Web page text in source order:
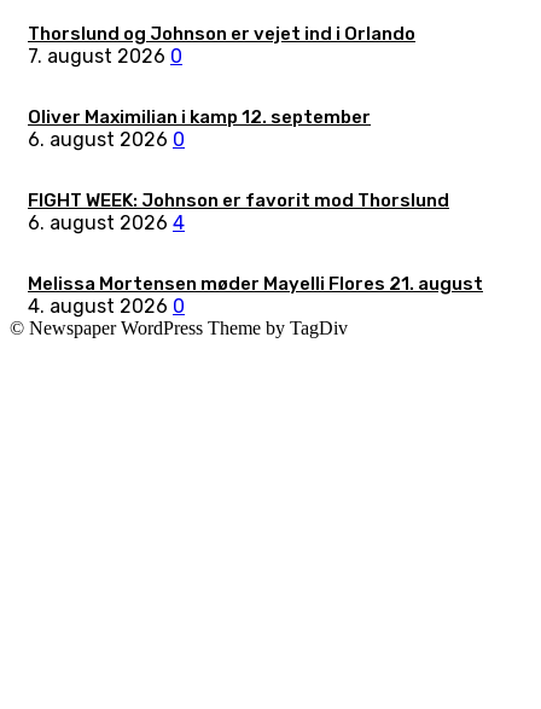
Thorslund og Johnson er vejet ind i Orlando
7. august 2026 0
Oliver Maximilian i kamp 12. september
6. august 2026 0
FIGHT WEEK: Johnson er favorit mod Thorslund
6. august 2026 4
Melissa Mortensen møder Mayelli Flores 21. august
4. august 2026 0
© Newspaper WordPress Theme by TagDiv